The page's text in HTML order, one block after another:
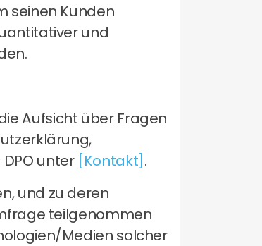
seinen Kunden
und
Aufsicht über Fragen
unter [Kontakt] .
und zu deren
teilgenommen
Medien solcher